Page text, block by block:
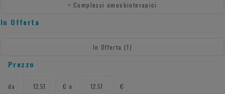
< Complessi omeobioterapici
In Offerta
In Offerta (1)
Prezzo
da
da € aa €